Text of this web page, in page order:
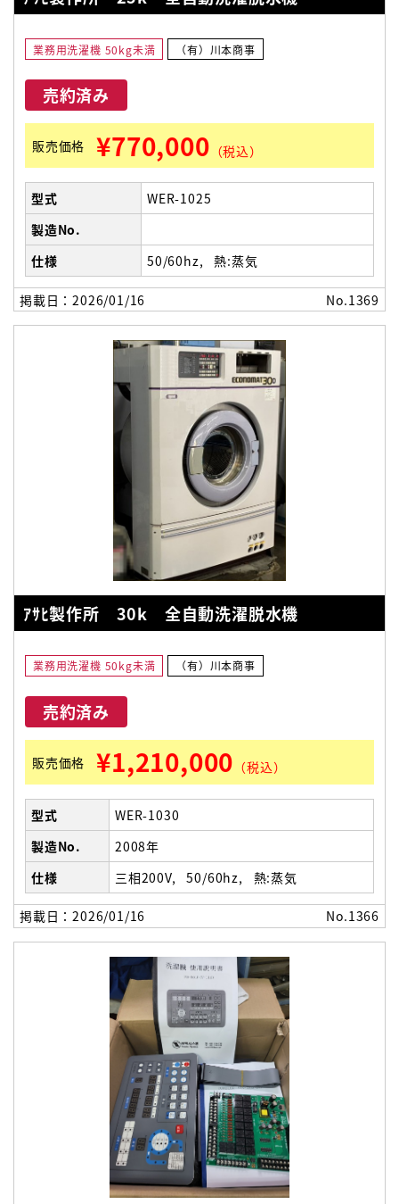
業務用洗濯機 50kg未満 （有）川本商事
売約済み
販売価格 ¥770,000 （税込）
型式
WER-1025
製造No.
仕様
50/60hz 熱:蒸気
掲載日：2026/01/16 No.1369
ｱｻﾋ製作所 30k 全自動洗濯脱水機
業務用洗濯機 50kg未満 （有）川本商事
売約済み
販売価格 ¥1,210,000 （税込）
型式
WER-1030
製造No.
2008年
仕様
三相200V 50/60hz 熱:蒸気
掲載日：2026/01/16 No.1366